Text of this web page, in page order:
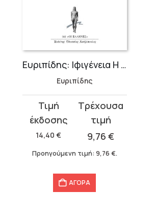
Ευριπίδης: Ιφιγένεια Η Εν Αυλίδι
Ευριπίδης
14,40€
Original
price
was:
14,40 €.
9,76€
τρέχουσα
τιμή
είναι:
Προηγούμενη τιμή: 9,76 €.
ΑΓΟΡΑ